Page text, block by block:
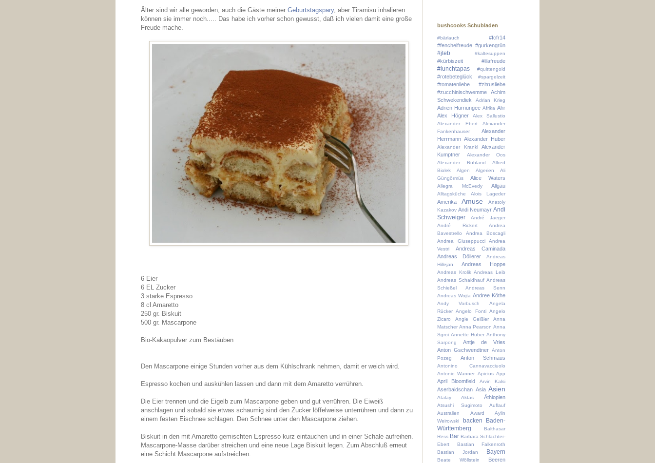
Älter sind wir alle geworden, auch die Gäste meiner Geburtstagspary, aber Tiramisu inhalieren
können sie immer noch..... Das habe ich vorher schon gewusst, daß ich vielen damit eine große
Freude mache.
6 Eier
6 EL Zucker
3 starke Espresso
8 cl Amaretto
250 gr. Biskuit
500 gr. Mascarpone
Bio-Kakaopulver zum Bestäuben
Den Mascarpone einige Stunden vorher aus dem Kühlschrank nehmen, damit er weich wird.
Espresso kochen und auskühlen lassen und dann mit dem Amaretto verrühren.
Die Eier trennen und die Eigelb zum Mascarpone geben und gut verrühren. Die Eiweiß
anschlagen und sobald sie etwas schaumig sind den Zucker löffelweise unterrühren und dann zu
einem festen Eischnee schlagen. Den Schnee unter den Mascarpone ziehen.
Biskuit in den mit Amaretto gemischten Espresso kurz eintauchen und in einer Schale aufreihen.
Mascarpone-Masse darüber streichen und eine neue Lage Biskuit legen. Zum Abschluß erneut
eine Schicht Mascarpone aufstreichen.
bushcooks Schubladen
#bärlauch
#fcfr14
#fenchelfreude #gurkengrün
#jteb #kaltesuppen
#kürbiszeit #lilafreude
#lunchtapas #quittengold
#rotebeteglück #spargelzeit
#tomatenliebe
#zitrusliebe
#zucchinischwemme
Achim
Schwekendiek
Adrian Krieg
Adrien Hurnungee Afrika Ahr
Alex Högner
Alex Sallustio
Alexander Ebert
Alexander
Fankenhauser
Alexander
Herrmann Alexander Huber
Alexander Krankl
Alexander
Kumptner
Alexander Oos
Alexander Ruhland
Alfred
Biolek
Algen Algerien
Ali
Güngörmüs
Alice Waters
Allegra McEvedy Allgäu
Alltagsküche Alois Lageder
Amerika Amuse
Anatoly
Kazakov Andi Neumayr Andi
Schweiger
André Jaeger
André Rickert
Andrea
Bavestrello
Andrea Boscagli
Andrea Giuseppucci
Andrea
Vestri
Andreas Caminada
Andreas Döllerer
Andreas
Hillejan
Andreas Hoppe
Andreas Krolik Andreas Leib
Andreas Schaidhauf Andreas
Schießel
Andreas Senn
Andreas Wojta Andree Köthe
Andy Vorbusch
Angela
Rücker Angelo Fonti Angelo
Zicaro
Angie Geißler
Anna
Matscher Anna Pearson Anna
Sgroi Annette Huber Anthony
Sarpong
Antje de Vries
Anton Gschwendtner Anton
Pozeg
Anton Schmaus
Antonino Cannavacciuolo
Antonio Wanner Apicius App
April Bloomfield Arvin Kalsi
Aserbaidschan Asia Asien
Atalay Aktas Äthiopien
Atsushi Sugimoto
Auflauf
Australien
Award
Aylin
Weirowski
backen
Baden-
Württemberg
Balthasar
Ress Bar Barbara Schlachter-
Ebert
Bastian Falkenroth
Bastian Jordan
Bayern
Beate Wöllstein Beeren